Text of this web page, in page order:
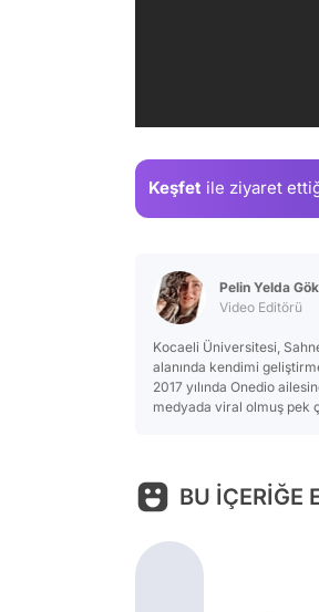
Keşfet ile ziyaret
Pelin Yelda
Video Editörü
Kocaeli Üniversitesi,
alanında kendimi
2017 yılında Onedio
medyada viral olmuş pek
BU İÇERİĞE